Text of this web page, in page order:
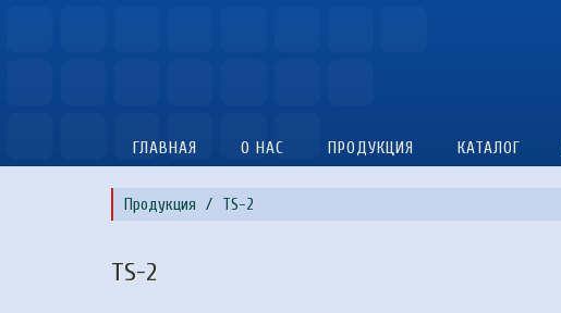
ГЛАВНАЯ О НАС ПРОДУКЦИЯ КАТАЛОГ
Продукция TS-2
TS-2